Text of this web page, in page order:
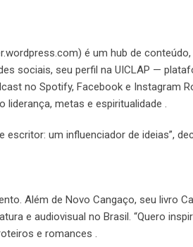
é um hub de
sociais, seu perfil na UICLAP —
no Spotify, Facebook e Instagram
metas e espiritualidade .
um influenciador de ideias”,
Além de Novo Cangaço, seu livro
e audiovisual no Brasil. “Quero
e romances .